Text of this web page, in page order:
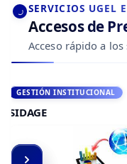
SERVICIOS UGEL
Accesos de
Acceso rápido a